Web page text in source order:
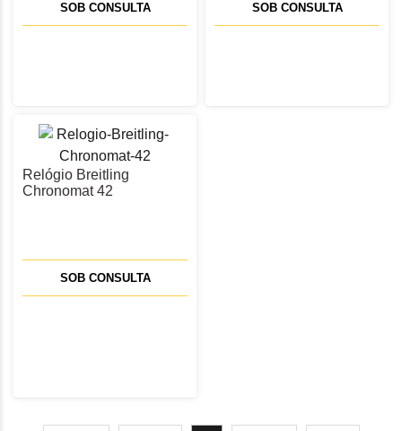
SOB CONSULTA SOB CONSULTA
Relógio Breitling
Chronomat 42
SOB CONSULTA